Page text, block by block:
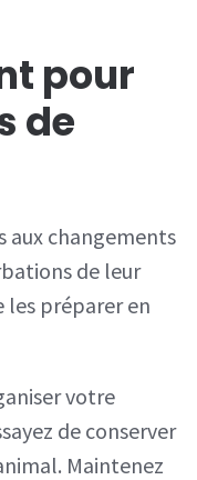
pour
de
aux changements
de leur
les préparer en
votre
de conserver
Maintenez